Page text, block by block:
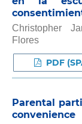
Christopher
Flores
PDF
Parental
convenience